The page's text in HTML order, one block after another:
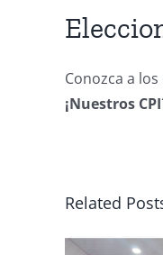
Conozca a
¡Nuestros
Related